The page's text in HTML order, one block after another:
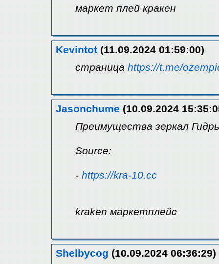
маркет плей кракен
Kevintot (11.09.2024 01:59:00)
страница https://t.me/
Jasonchume (10.09.2024
Преимущества зеркал
Source:
- https://kra-10.cc
kraken маркетплейс
Shelbycog (10.09.2024 06:36:29)